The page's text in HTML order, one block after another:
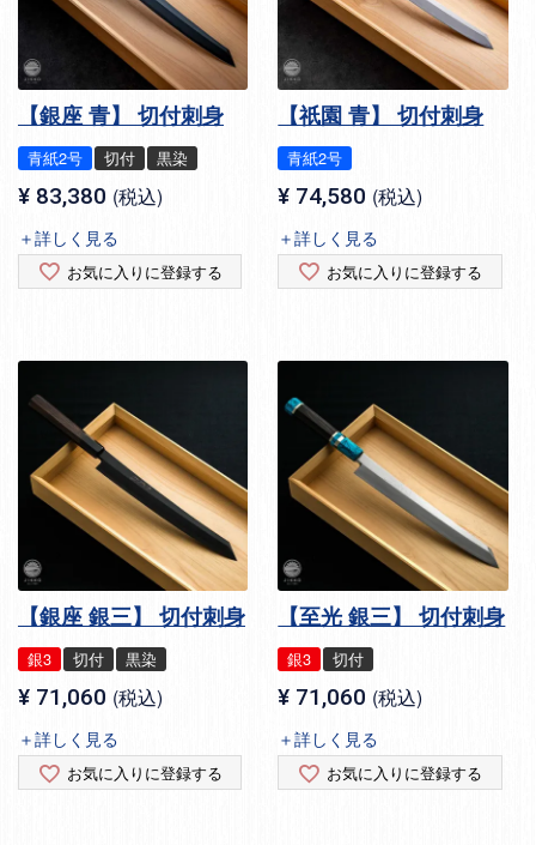
【銀座 青】 切付刺身
青紙2号 切付 黒染
¥ 83,380 税込
＋詳しく見る
お気に入りに登録する
【祇園 青】 切付刺身
青紙2号
¥ 74,580 税込
＋詳しく見る
お気に入りに登録する
【銀座 銀三】 切付刺身
銀3 切付 黒染
¥ 71,060 税込
＋詳しく見る
お気に入りに登録する
【至光 銀三】 切付刺身
銀3 切付
¥ 71,060 税込
＋詳しく見る
お気に入りに登録する